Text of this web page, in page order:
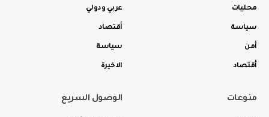
محليات
سياسة
أمن
أقتصاد
عربي ودولي
أقتصاد
سياسة
الاخيرة
منوعات الوصول السريع